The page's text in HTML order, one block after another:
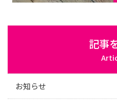
記事
お知らせ